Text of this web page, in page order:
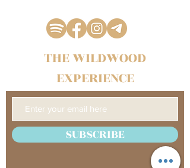
THE WILDWOOD
EXPERIENCE
SUBSCRIBE